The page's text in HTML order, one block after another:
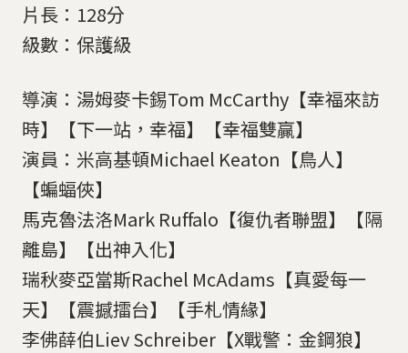
片長：128分
級數：保護級
導演：湯姆麥卡錫Tom McCarthy【幸福來訪
時】【下一站，幸福】【幸福雙贏】
演員：米高基頓Michael Keaton【鳥人】
【蝙蝠俠】
馬克魯法洛Mark Ruffalo【復仇者聯盟】【隔
離島】【出神入化】
瑞秋麥亞當斯Rachel McAdams【真愛每一
天】【震撼擂台】【手札情緣】
李佛薛伯Liev Schreiber【X戰警：金鋼狼】